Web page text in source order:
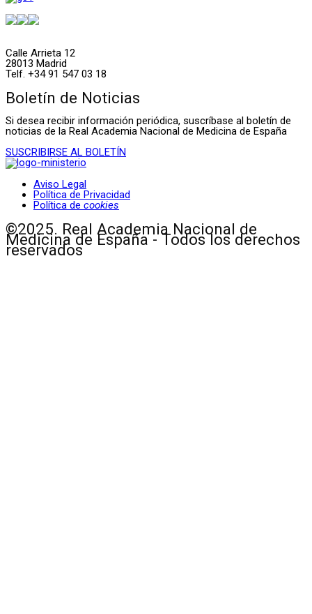
Calle Arrieta 12
28013 Madrid
Telf. +34 91 547 03 18
Boletín de Noticias
Si desea recibir información periódica, suscríbase al boletín de
noticias de la Real Academia Nacional de Medicina de España
SUSCRIBIRSE AL BOLETÍN
Aviso Legal
Política de Privacidad
Política de cookies
©2025. Real Academia Nacional de
Medicina de España - Todos los derechos
reservados